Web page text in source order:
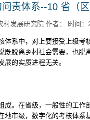
责体系--10 省（
村发展研究院 作者： 时间
系中，对上要接受上级考
脱离乡村社会需要，也
的实质进程无关。
。在省级，一般性的工作
地市级，数字化的考核体